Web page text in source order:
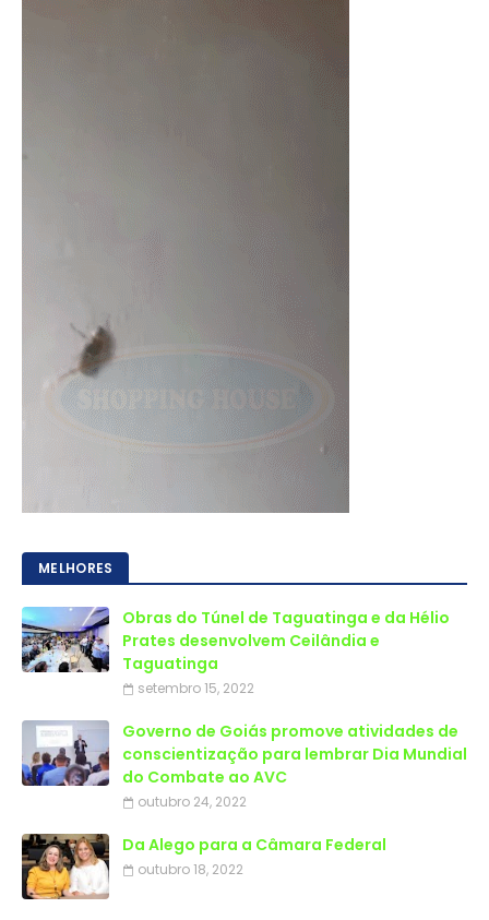
MELHORES
Obras do Túnel de Taguatinga e da Hélio
Prates desenvolvem Ceilândia e
Taguatinga
setembro 15, 2022
Governo de Goiás promove atividades de
conscientização para lembrar Dia Mundial
do Combate ao AVC
outubro 24, 2022
Da Alego para a Câmara Federal
outubro 18, 2022